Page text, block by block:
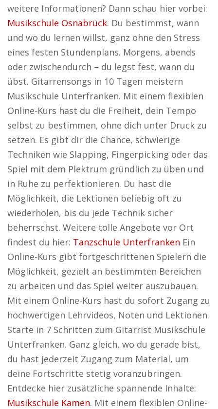
weitere Informationen? Dann schau hier vorbei:
Musikschule Osnabrück. Du bestimmst, wann
und wo du lernen willst, ganz ohne den Stress
eines festen Stundenplans. Morgens, abends
oder zwischendurch – du legst fest, wann du
übst. Gitarrensongs in 10 Tagen meistern
Musikschule Unterfranken. Mit einem flexiblen
Online-Kurs hast du die Freiheit, dein Tempo
selbst zu bestimmen, ohne dich unter Druck zu
setzen. Es gibt dir die Chance, schwierige
Techniken wie Slapping, Fingerpicking oder das
Spiel mit dem Plektrum gründlich zu üben und
in Ruhe zu perfektionieren. Du hast die
Möglichkeit, die Lektionen beliebig oft zu
wiederholen, bis du jede Technik sicher
beherrschst. Weitere tolle Angebote vor Ort
findest du hier: Tanzschule Unterfranken Ein
Online-Kurs gibt fortgeschrittenen Spielern die
Möglichkeit, gezielt an bestimmten Bereichen
zu arbeiten und das Spiel weiter auszubauen.
Mit einem Online-Kurs hast du sofort Zugang zu
hochwertigen Lehrvideos, Noten und Lektionen.
Starte in 7 Schritten zum Gitarrist Musikschule
Unterfranken. Ganz gleich, wo du gerade bist,
du hast jederzeit Zugang zum Material, um
deine Fortschritte stetig voranzubringen.
Entdecke hier zusätzliche spannende Inhalte:
Musikschule Kamen. Mit einem flexiblen Online-